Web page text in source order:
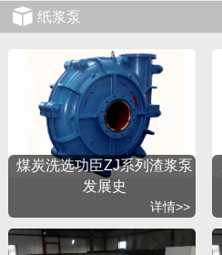
纸浆泵
煤炭洗选功臣ZJ系列渣浆泵
发展史
详情>>